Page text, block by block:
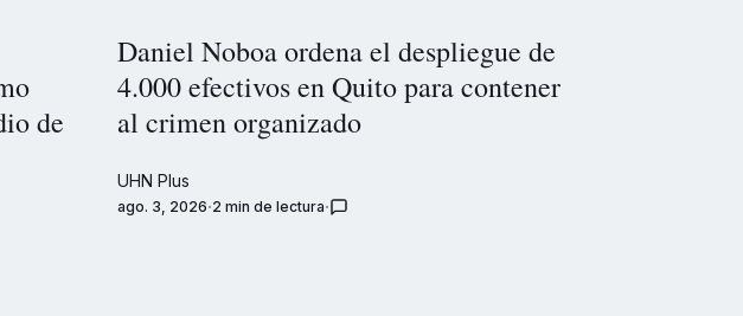
de
Daniel Noboa ordena el despliegue de
4.000 efectivos en Quito para contener
al crimen organizado
UHN Plus
ago. 3, 2026 2 min de lectura